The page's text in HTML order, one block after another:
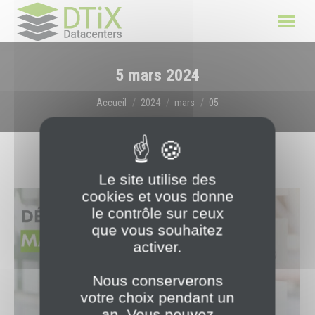
5 mars 2024
Vous êtes ici :
Accueil 2024 mars 05
Le site utilise des
cookies et vous donne
le contrôle sur ceux
que vous souhaitez
activer.
Nous conserverons
votre choix pendant un